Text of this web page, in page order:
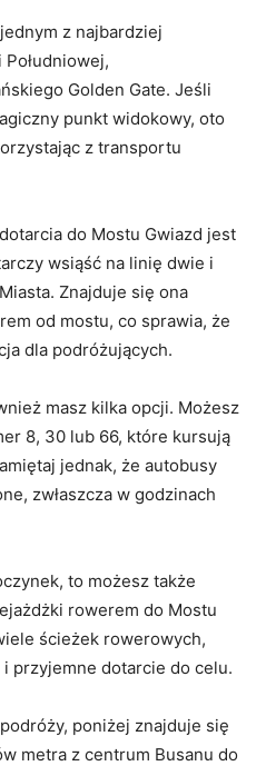
z najbardziej
Golden Gate. ⁣Jeśli
punkt widokowy, oto​
z transportu
do ⁤Mostu⁣ Gwiazd jest
wsiąść ⁤na linię dwie⁣ i
Znajduje się ⁣ona
od mostu, co sprawia,⁤ że
dla podróżujących.
masz⁣ kilka opcji.⁣ Możesz
8, 30 lub 66,⁢ które kursują
jednak, że autobusy
zwłaszcza w godzinach
to możesz także
rowerem do Mostu
ścieżek rowerowych,
przyjemne dotarcie do celu.
poniżej znajduje się
metra z centrum Busanu do